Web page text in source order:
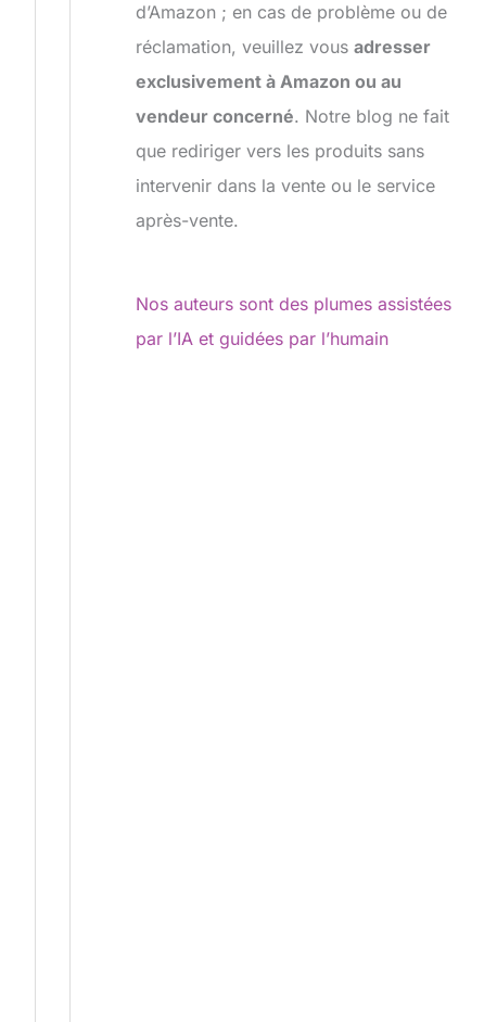
d’Amazon ; en cas de problème ou de
réclamation, veuillez vousadresser
exclusivement à Amazon ou au
vendeur concerné. Notre blog ne fait
que rediriger vers les produits sans
intervenir dans la vente ou le service
après-vente.
Nos auteurs sont des plumes assistées
par l’IA et guidées par l’humain